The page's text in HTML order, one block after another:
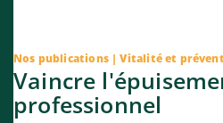
Nos publications Vitalité et
Vaincre
professionnel